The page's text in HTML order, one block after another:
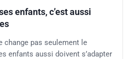
enfants, c’est aussi
change pas seulement le
enfants aussi doivent s’adapter